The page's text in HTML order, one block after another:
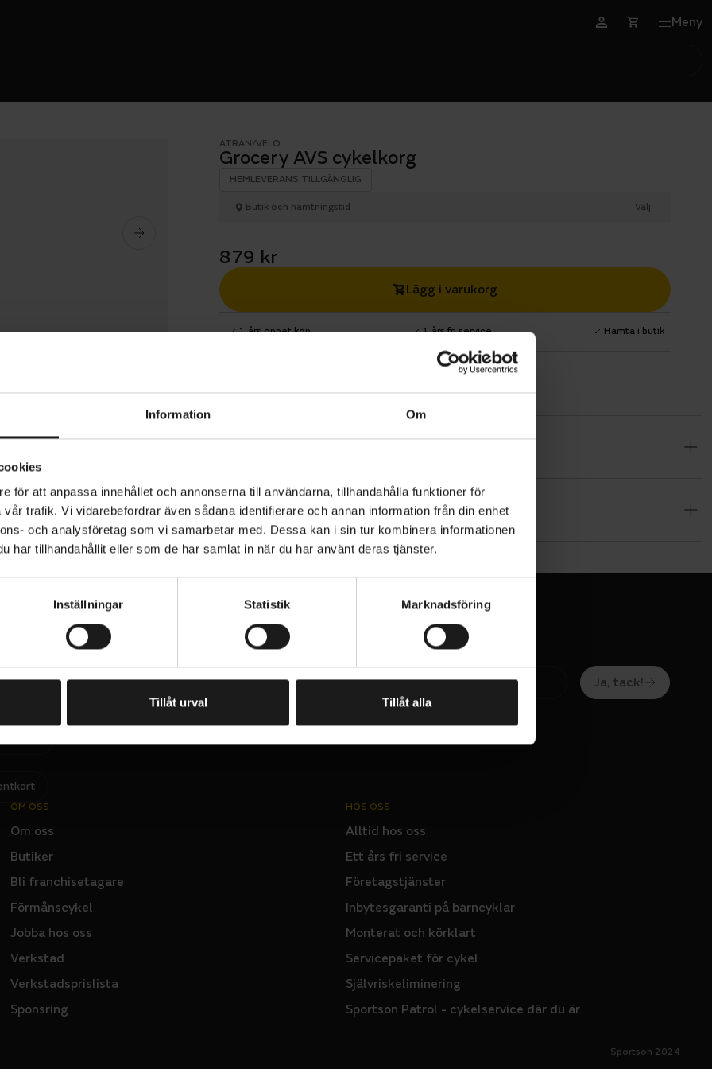
Information Om
för att anpassa innehållet och annonserna till användarna, tillhandahålla funktioner för
trafik. Vi vidarebefordrar även sådana identifierare och annan information från din enhet
och analysföretag som vi samarbetar med. Dessa kan i sin tur kombinera informationen
har tillhandahållit eller som de har samlat in när du har använt deras tjänster.
Inställningar Statistik Marknadsföring
Tillåt urval Tillåt alla
Meny
ATRAN/VELO
Grocery AVS cykelkorg
HEMLEVERANS TILLGÄNGLIG
Butik och hämtningstid Välj
879 kr
Lägg i varukorg
1 års öppet köp 1 års fri service Hämta i butik
så att du begränsar användningen av engångsplast. Detta gör
på cykeln mycket enklare och ännu mer miljövänlig. Dessutom är
med AVS-systemet, så att du enkelt kan klicka fast den på AVS-
45 x H 37 x L 29 cm
KORG - TYP
Bak, Fram
E
M
N
U
Ja, tack!
OM OSS
Om oss
Butiker
Bli franchisetagare
Förmånscykel
Jobba hos oss
Verkstad
Verkstadsprislista
Sponsring
HOS OSS
Alltid hos oss
Ett års fri service
Företagstjänster
Inbytesgaranti på barncyklar
Monterat och körklart
Servicepaket för cykel
Självriskeliminering
Sportson Patrol - cykelservice där du är
Sportson 2024